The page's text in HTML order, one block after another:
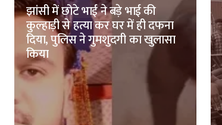
झांसी में छोटे भाई ने बड़े भाई की
कुल्हाड़ी से हत्या कर घर में ही दफना
दिया, पुलिस ने गुमशुदगी का खुलासा
किया